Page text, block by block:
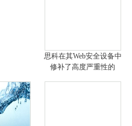
思科在其Web安全设备中
修补了高度严重性的